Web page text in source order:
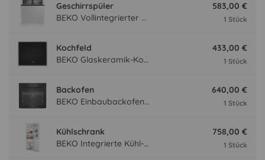
Geschirrspüler
BEKO Vollintegrierter Geschirrspüler BDIN14N22, 4 Programme BDIN14N22
583,00 €
1 Stück
Kochfeld
BEKO Glaskeramik-Kochfeld EB9741 XHL, Sologerät Edelstahlrahmen EB9741XHL
433,00 €
1 Stück
Backofen
BEKO Einbaubackofen BBIM174N0BE mit Hydrolyse, Schwarz BBIM174N0BE
640,00 €
1 Stück
Kühlschrank
BEKO Integrierte Kühl- Gefrierkombination BCSA285K4SN BCSA285K4SN
758,00 €
1 Stück